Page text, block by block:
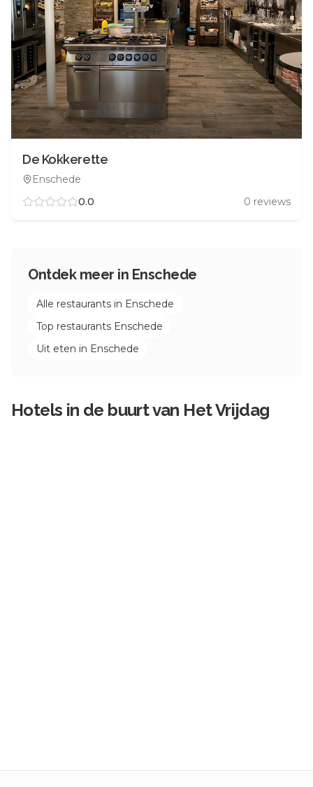
De Kokkerette
Enschede
0.0
0 reviews
Ontdek meer in Enschede
Alle restaurants in Enschede
Top restaurants Enschede
Uit eten in Enschede
Hotels in de buurt van Het Vrijdag